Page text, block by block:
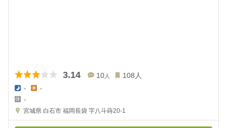
3.14 10人 108 人
夜
の
金
額
:
-
金
額
:
-
-
宮城県 白石市 福岡長袋 字八斗蒔20-1